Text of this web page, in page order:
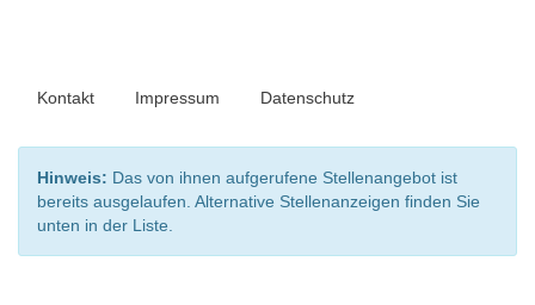
Kontakt Impressum Datenschutz
Hinweis: Das von ihnen aufgerufene Stellenangebot ist
bereits ausgelaufen. Alternative Stellenanzeigen finden Sie
unten in der Liste.